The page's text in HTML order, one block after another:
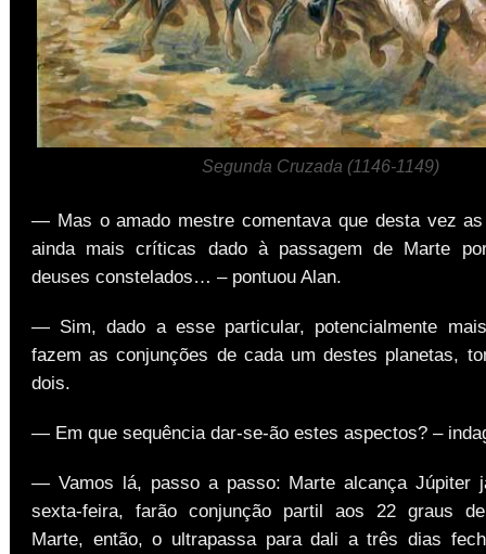
Segunda Cruzada (1146-1149)
— Mas o amado mestre comentava que desta vez
ainda mais críticas dado à passagem de Marte
deuses constelados… – pontuou Alan.
— Sim, dado a esse particular, potencialmente
fazem as conjunções de cada um destes planetas,
dois.
— Em que sequência dar-se-ão estes aspectos? –
— Vamos lá, passo a passo: Marte alcança Júpiter
sexta-feira, farão conjunção partil aos 22 graus
Marte, então, o ultrapassa para dali a três dias